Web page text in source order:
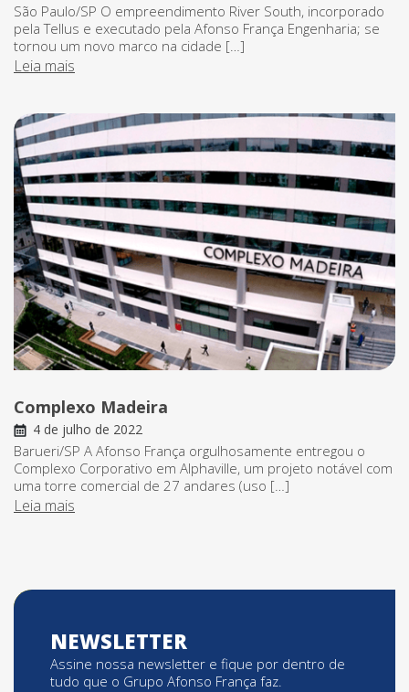
São Paulo/SP O empreendimento River South, incorporado
pela Tellus e executado pela Afonso França Engenharia; se
tornou um novo marco na cidade […]
Leia mais
Complexo Madeira
4 de julho de 2022
Barueri/SP A Afonso França orgulhosamente entregou o
Complexo Corporativo em Alphaville, um projeto notável com
uma torre comercial de 27 andares (uso […]
Leia mais
NEWSLETTER
Assine nossa newsletter e fique por dentro de
tudo que o Grupo Afonso França faz.